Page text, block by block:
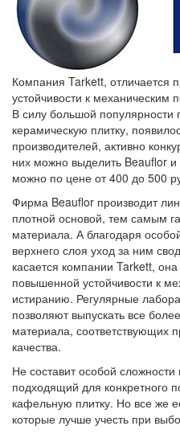
Компания Tarkett, отличается
устойчивости к
В силу большой
керамическую плитку,
производителей, активно
них можно выделить Beauflor
можно по цене от 400 до 500
Фирма Beauflor производит
плотной основой, тем самым
материала. А благодаря
верхнего слоя уход за ним
касается компании Tarkett,
повышенной устойчивости к
истиранию. Регулярные
позволяют выпускать все
материала, соответствующих
качества.
Не составит особой
подходящий для конкретного
кафельную плитку. Но все же
которые лучше учесть при